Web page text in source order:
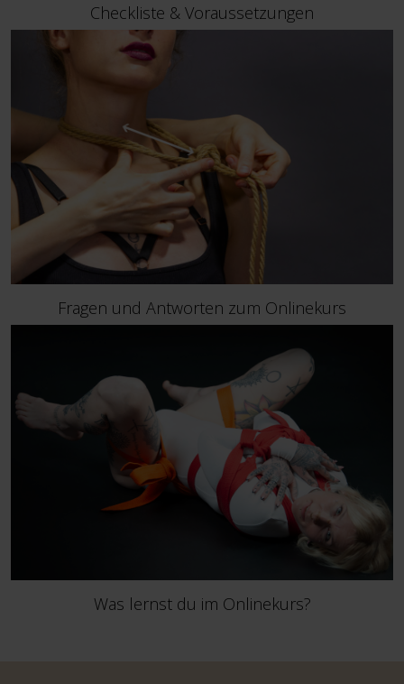
Checkliste & Voraussetzungen
Fragen und Antworten zum Onlinekurs
Was lernst du im Onlinekurs?